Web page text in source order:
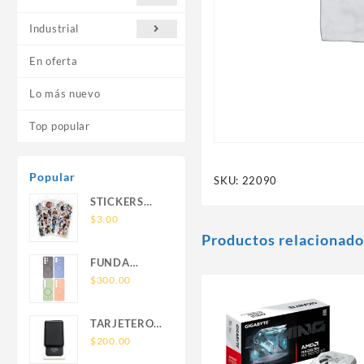
Industrial
En oferta
Lo más nuevo
Top popular
Popular
STICKERS
UNIVERSALES
$3.00
FUNDA
NOVA SAM
SIN SOPORTE
MAGNETICO
$300.00
TARJETERO
SIN SOPORTE
$200.00
SKU: 22090
Productos